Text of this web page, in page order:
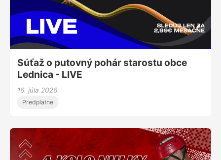
Súťaž o putovný pohár starostu obce
Lednica - LIVE
16. júla 2026
Predplatne